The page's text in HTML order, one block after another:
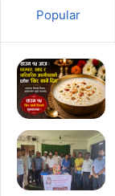
Popular